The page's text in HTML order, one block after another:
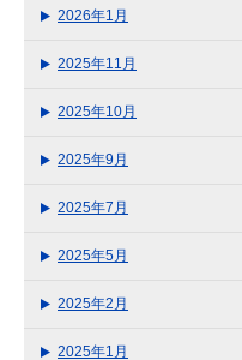
2026年1月
2025年11月
2025年10月
2025年9月
2025年7月
2025年5月
2025年2月
2025年1月